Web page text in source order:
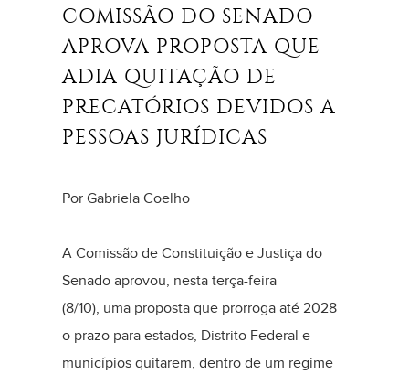
COMISSÃO DO SENADO
APROVA PROPOSTA QUE
ADIA QUITAÇÃO DE
PRECATÓRIOS DEVIDOS A
PESSOAS JURÍDICAS
Por Gabriela Coelho
A Comissão de Constituição e Justiça do
Senado aprovou, nesta terça-feira
(8/10), uma proposta que prorroga até 2028
o prazo para estados, Distrito Federal e
municípios quitarem, dentro de um regime